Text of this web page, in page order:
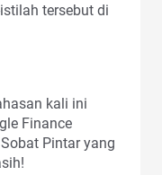
tersebut di
kali ini
Finance
Pintar yang